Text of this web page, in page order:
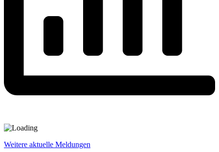
Weitere aktuelle Meldungen